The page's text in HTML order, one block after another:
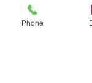
non
fortement
Phone